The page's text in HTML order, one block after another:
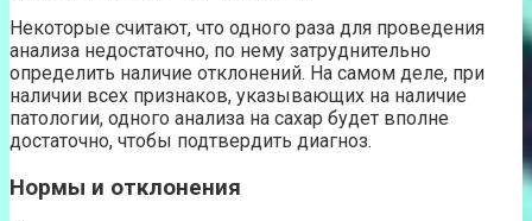
Некоторые считают, что одного раза для проведения
анализа недостаточно, по нему затруднительно
определить наличие отклонений. На самом деле, при
наличии всех признаков, указывающих на наличие
патологии, одного анализа на сахар будет вполне
достаточно, чтобы подтвердить диагноз.
Нормы и отклонения